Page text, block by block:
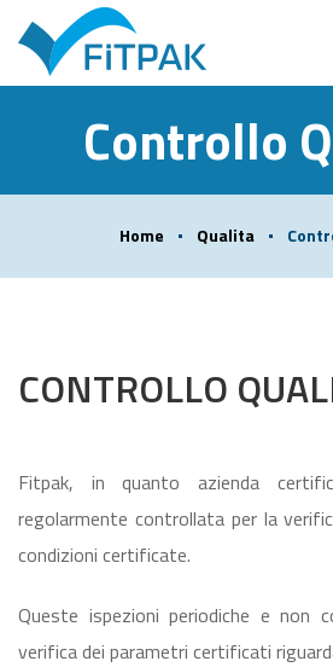
Controllo
Home Qualita
CONTROLLO
Fitpak, in quanto azienda
regolarmente controllata per la
condizioni certificate.
Queste ispezioni periodiche e non
verifica dei parametri certificati